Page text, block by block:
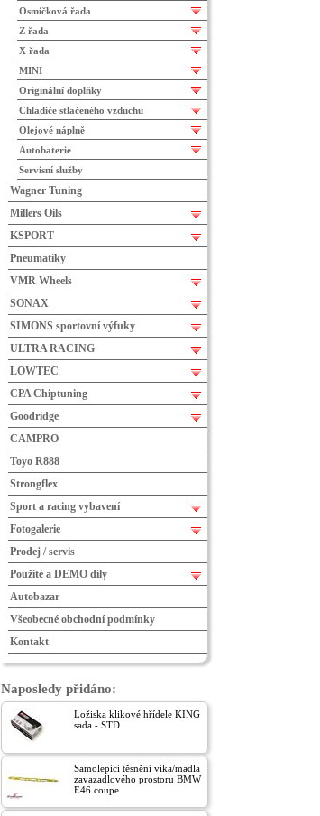
Osmičková řada
Z řada
X řada
MINI
Originální doplňky
Chladiče stlačeného vzduchu
Olejové náplně
Autobaterie
Servisní služby
Wagner Tuning
Millers Oils
KSPORT
Pneumatiky
VMR Wheels
SONAX
SIMONS sportovní výfuky
ULTRA RACING
LOWTEC
CPA Chiptuning
Goodridge
CAMPRO
Toyo R888
Strongflex
Sport a racing vybavení
Fotogalerie
Prodej / servis
Použité a DEMO díly
Autobazar
Všeobecné obchodní podmínky
Kontakt
Naposledy přidáno:
Ložiska klikové hřídele KING
sada - STD
Samolepící těsnění víka/madla
zavazadlového prostoru BMW
E46 coupe